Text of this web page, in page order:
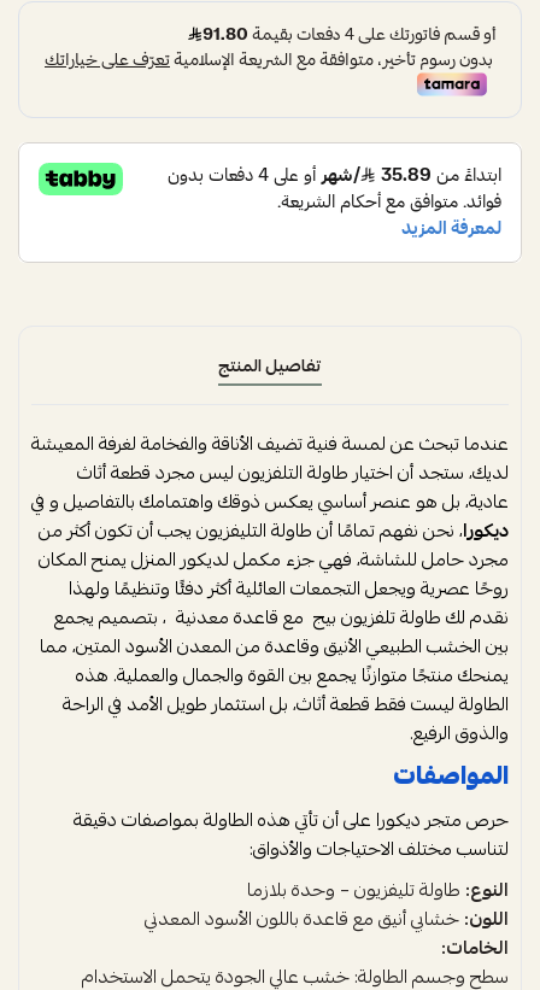
تفاصيل المنتج
عندما تبحث عن لمسة فنية تضيف الأناقة والفخامة لغرفة المعيشة
لديك، ستجد أن اختيار طاولة التلفزيون ليس مجرد قطعة أثاث
عادية، بل هو عنصر أساسي يعكس ذوقك واهتمامك بالتفاصيل و في
ديكورا، نحن نفهم تمامًا أن طاولة التليفزيون يجب أن تكون أكثر من
مجرد حامل للشاشة، فهي جزء مكمل لديكور المنزل يمنح المكان
روحًا عصرية ويجعل التجمعات العائلية أكثر دفئًا وتنظيمًا ولهذا
نقدم لك طاولة تلفزيون بيج مع قاعدة معدنية ، بتصميم يجمع
بين الخشب الطبيعي الأنيق وقاعدة من المعدن الأسود المتين، مما
يمنحك منتجًا متوازنًا يجمع بين القوة والجمال والعملية. هذه
الطاولة ليست فقط قطعة أثاث، بل استثمار طويل الأمد في الراحة
والذوق الرفيع.
المواصفات
حرص متجر ديكورا على أن تأتي هذه الطاولة بمواصفات دقيقة
لتناسب مختلف الاحتياجات والأذواق:
النوع: طاولة تليفزيون – وحدة بلازما
اللون:خشابي أنيق مع قاعدة باللون الأسود المعدني
الخامات:
سطح وجسم الطاولة: خشب عالي الجودة يتحمل الاستخدام